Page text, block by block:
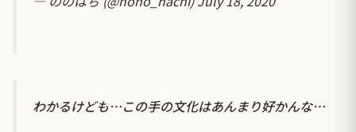
わかるけども…この手の文化はあんまり好かんな…